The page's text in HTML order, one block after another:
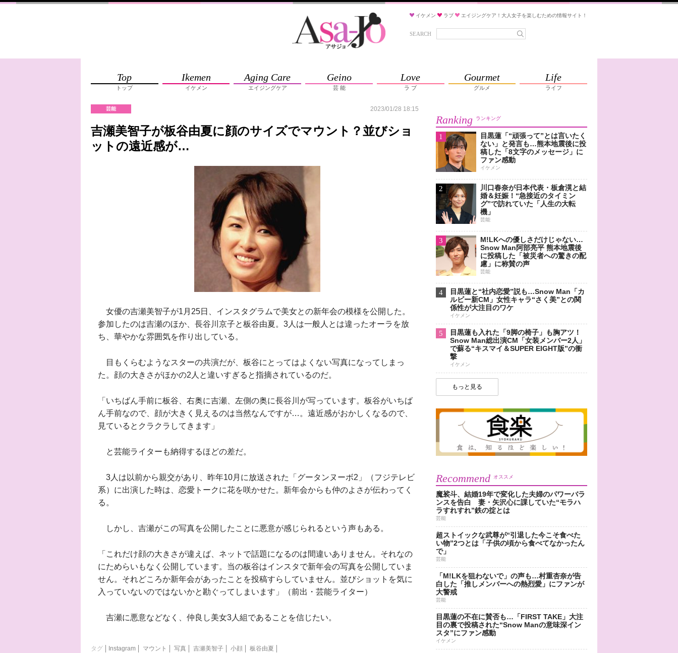
イケメン ラブ エイジングケア！大人女子を楽しむための情報サイト！
SEARCH
Top
トップ
Ikemen
イケメン
Aging Care
エイジングケア
Geino
芸 能
Love
ラ ブ
Gourmet
グルメ
Life
ライフ
芸能 2023/01/28 18:15
吉瀬美智子が板谷由夏に顔のサイズでマウント？並びショ
ットの遠近感が…
女優の吉瀬美智子が1月25日、インスタグラムで美女との新年会の模様を公開した。
参加したのは吉瀬のほか、長谷川京子と板谷由夏。3人は一般人とは違ったオーラを放
ち、華やかな雰囲気を作り出している。
目もくらむようなスターの共演だが、板谷にとってはよくない写真になってしまっ
た。顔の大きさがほかの2人と違いすぎると指摘されているのだ。
「いちばん手前に板谷、右奥に吉瀬、左側の奥に長谷川が写っています。板谷がいちば
ん手前なので、顔が大きく見えるのは当然なんですが…。遠近感がおかしくなるので、
見ているとクラクラしてきます」
と芸能ライターも納得するほどの差だ。
3人は以前から親交があり、昨年10月に放送された「グータンヌーボ2」（フジテレビ
系）に出演した時は、恋愛トークに花を咲かせた。新年会からも仲のよさが伝わってく
る。
しかし、吉瀬がこの写真を公開したことに悪意が感じられるという声もある。
「これだけ顔の大きさが違えば、ネットで話題になるのは間違いありません。それなの
にためらいもなく公開しています。当の板谷はインスタで新年会の写真を公開していま
せん。それどころか新年会があったことを投稿すらしていません。並びショットを気に
入っていないのではないかと勘ぐってしまいます」（前出・芸能ライター）
吉瀬に悪意などなく、仲良し美女3人組であることを信じたい。
タグ Instagram マウント 写真 吉瀬美智子 小顔 板谷由夏
Ranking ランキング
1
目黒蓮「“頑張って”とは言いたく
ない」と発言も…熊本地震後に投
稿した「8文字のメッセージ」に
ファン感動
イケメン
2
川口春奈が日本代表・板倉滉と結
婚＆妊娠！“急接近のタイミン
グ”で訪れていた「人生の大転
機」
芸能
3
M!LKへの優しさだけじゃない…
Snow Man阿部亮平 熊本地震後
に投稿した「被災者への驚きの配
慮」に称賛の声
芸能
4
目黒蓮と“社内恋愛”説も…Snow Man「カ
ルビー新CM」女性キャラ“さく美”との関
係性が大注目のワケ
イケメン
5
目黒蓮も入れた「9脚の椅子」も胸アツ！
Snow Man総出演CM「女装メンバー2人」
で蘇る“キスマイ＆SUPER EIGHT版”の衝
撃
イケメン
もっと見る
Recommend オススメ
魔裟斗、結婚19年で変化した夫婦のパワーバラ
ンスを告白 妻・矢沢心に課していた“モラハ
ラすれすれ”鉄の掟とは
芸能
超ストイックな武尊が“引退した今こそ食べた
い物”2つとは「子供の頃から食べてなかったん
で」
芸能
「M!LKを狙わないで」の声も…村重杏奈が告
白した「推しメンバーへの熱烈愛」にファンが
大警戒
芸能
目黒蓮の不在に賛否も…「FIRST TAKE」大注
目の裏で投稿された“Snow Manの意味深イン
スタ”にファン感動
イケメン